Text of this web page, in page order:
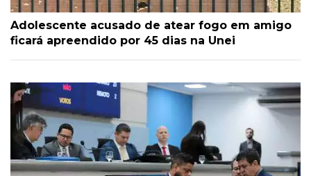
Adolescente acusado de atear fogo em amigo
ficará apreendido por 45 dias na Unei